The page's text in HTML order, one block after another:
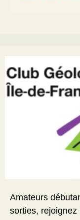
Amateurs
sorties, rejoignez